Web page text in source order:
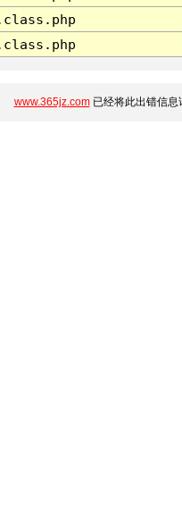
www.365jz.com已经将此出错信息